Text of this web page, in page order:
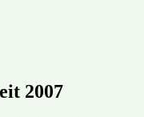
2007